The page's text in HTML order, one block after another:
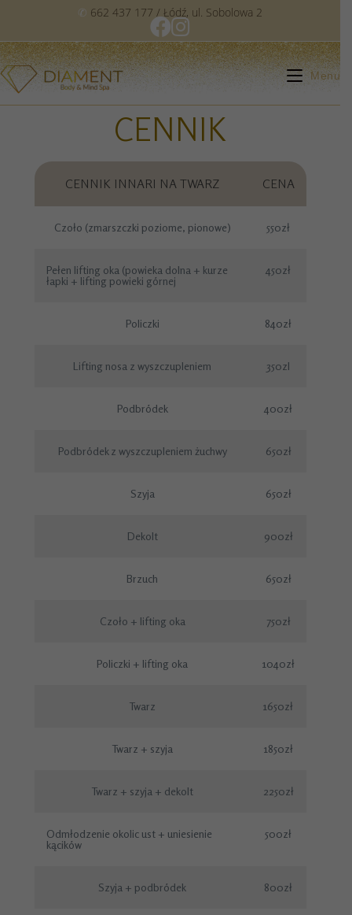
✆ 662 437 177 / Łódź, ul. Sobolowa 2
Menu
CENNIK
CENNIK INNARI NA TWARZ CENA
Czoło (zmarszczki poziome, pionowe) 550zł
Pełen lifting oka (powieka dolna + kurze
łapki + lifting powieki górnej
450zł
Policzki 840zł
Lifting nosa z wyszczupleniem 350zl
Podbródek 400zł
Podbródek z wyszczupleniem żuchwy 650zł
Szyja 650zł
Dekolt 900zł
Brzuch 650zł
Czoło + lifting oka 750zł
Policzki + lifting oka 1040zł
Twarz 1650zł
Twarz + szyja 1850zł
Twarz + szyja + dekolt 2250zł
Odmłodzenie okolic ust + uniesienie
kącików
500zł
Szyja + podbródek 800zł